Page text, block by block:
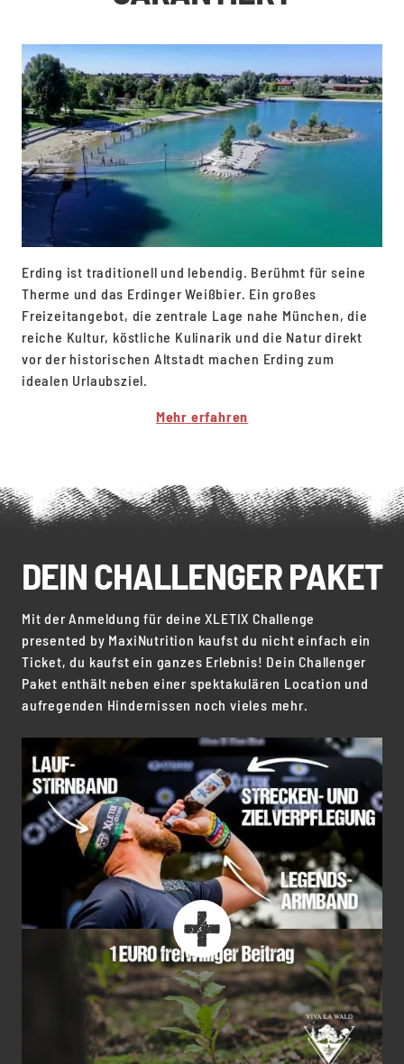
Erding ist traditionell und lebendig. Berühmt für seine
Therme und das Erdinger Weißbier. Ein großes
Freizeitangebot, die zentrale Lage nahe München, die
reiche Kultur, köstliche Kulinarik und die Natur direkt
vor der historischen Altstadt machen Erding zum
idealen Urlaubsziel.
Mehr erfahren
DEIN CHALLENGER PAKET
Mit der Anmeldung für deine XLETIX Challenge
presented by MaxiNutrition kaufst du nicht einfach ein
Ticket, du kaufst ein ganzes Erlebnis! Dein Challenger
Paket enthält neben einer spektakulären Location und
aufregenden Hindernissen noch vieles mehr.